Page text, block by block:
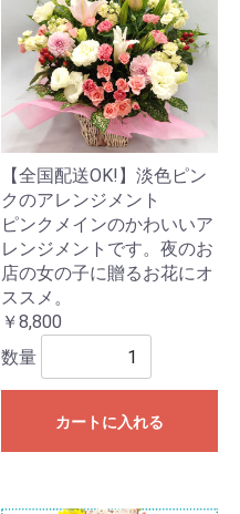
【全国配送OK!】淡色ピン
クのアレンジメント
ピンクメインのかわいいア
レンジメントです。夜のお
店の女の子に贈るお花にオ
ススメ。
￥8,800
数量
カートに入れる